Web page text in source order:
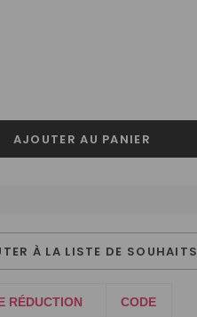
À LA LISTE DE SOUHAITS
RÉDUCTION CODE